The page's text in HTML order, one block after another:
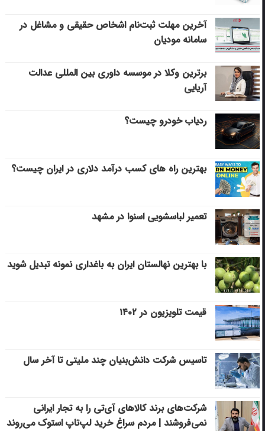
آخرین مهلت ثبت‌نام اشخاص حقیقی و مشاغل در
سامانه مودیان
برترین وکلا در موسسه داوری بین المللی عدالت
آریایی
ردیاب خودرو چیست؟
بهترین راه های کسب درآمد دلاری در ایران چیست؟
تعمیر لباسشویی اسنوا در مشهد
با بهترین نهالستان ایران به باغداری نمونه تبدیل شوید
قیمت تلویزیون در ۱۴۰۲
تاسیس شرکت دانش‌بنیان چند ملیتی تا آخر سال
شرکت‌های برند کالاهای آی‌تی را به تجار ایرانی
نمی‌فروشند | مردم سراغ خرید لپ‌تاپ استوک می‌روند